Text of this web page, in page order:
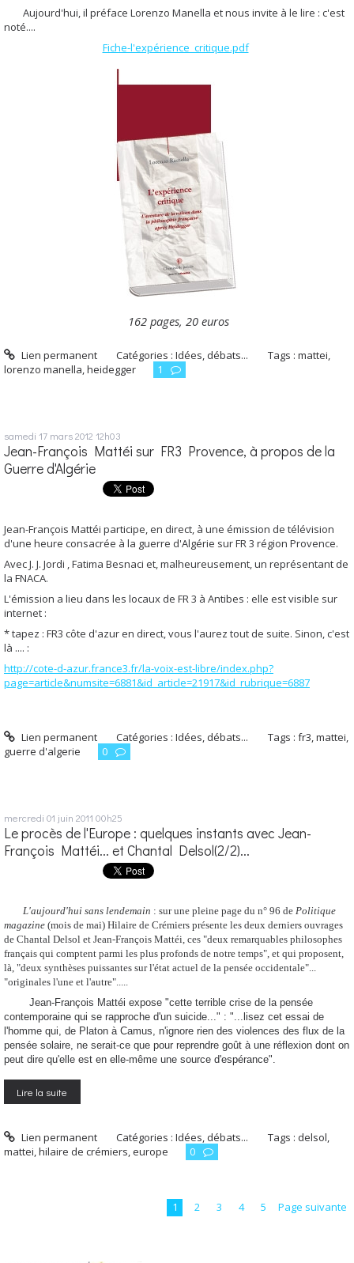
Aujourd'hui, il préface Lorenzo Manella et nous invite à le lire : c'est
noté....
Fiche-l'expérience_critique.pdf
162 pages, 20 euros
Lien permanent Catégories :Idées, débats... Tags :mattei,
lorenzo manella,heidegger 1
samedi 17 mars 2012 12h03
Jean-François Mattéi sur FR3 Provence, à propos de la
Guerre d'Algérie
Jean-François Mattéi participe, en direct, à une émission de télévision
d'une heure consacrée à la guerre d'Algérie sur FR 3 région Provence.
Avec J. J. Jordi , Fatima Besnaci et, malheureusement, un représentant de
la FNACA.
L'émission a lieu dans les locaux de FR 3 à Antibes : elle est visible sur
internet :
* tapez : FR3 côte d'azur en direct,vous l'aurez tout de suite. Sinon, c'est
là .... :
http://cote-d-azur.france3.fr/la-voix-est-libre/index.php?
page=article&numsite=6881&id_article=21917&id_rubrique=6887
Lien permanent Catégories :Idées, débats... Tags :fr3,mattei,
guerre d'algerie
0
mercredi 01 juin 2011 00h25
Le procès de l'Europe : quelques instants avec Jean-
François Mattéi... et Chantal Delsol(2/2)...
L'aujourd'hui sans lendemain : sur une pleine page du n° 96 de Politique
magazine (mois de mai) Hilaire de Crémiers présente les deux derniers ouvrages
de Chantal Delsol et Jean-François Mattéi, ces "deux remarquables philosophes
français qui comptent parmi les plus profonds de notre temps", et qui proposent,
là, "deux synthèses puissantes sur l'état actuel de la pensée occidentale"...
"originales l'une et l'autre".....
Jean-François Mattéi expose "cette terrible crise de la pensée
contemporaine qui se rapproche d'un suicide..." : "...lisez cet essai de
l'homme qui, de Platon à Camus, n'ignore rien des violences des flux de la
pensée solaire, ne serait-ce que pour reprendre goût à une réflexion dont on
peut dire qu'elle est en elle-même une source d'espérance".
Lire la suite
Lien permanent Catégories :Idées, débats... Tags : delsol,
mattei,hilaire de crémiers,europe 0
1 2 3 4 5 Page suivante